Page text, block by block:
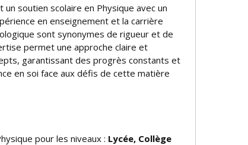
soutien scolaire en Physique avec un
en enseignement et la carrière
sont synonymes de rigueur et de
permet une approche claire et
garantissant des progrès constants et
en soi face aux défis de cette matière
pour les niveaux : Lycée, Collège